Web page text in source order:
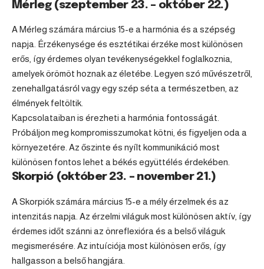
Mérleg (szeptember 23. – október 22.)
A Mérleg számára március 15-e a harmónia és a szépség
napja. Érzékenysége és esztétikai érzéke most különösen
erős, így érdemes olyan tevékenységekkel foglalkoznia,
amelyek örömöt hoznak az életébe. Legyen szó művészetről,
zenehallgatásról vagy egy szép séta a természetben, az
élmények feltöltik.
Kapcsolataiban is érezheti a harmónia fontosságát.
Próbáljon meg kompromisszumokat kötni, és figyeljen oda a
környezetére. Az őszinte és nyílt kommunikáció most
különösen fontos lehet a békés együttélés érdekében.
Skorpió (október 23. – november 21.)
A Skorpiók számára március 15-e a mély érzelmek és az
intenzitás napja. Az érzelmi világuk most különösen aktív, így
érdemes időt szánni az önreflexióra és a belső világuk
megismerésére. Az intuíciója most különösen erős, így
hallgasson a belső hangjára.